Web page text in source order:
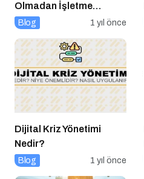
Olmadan İşletme
Yönetimi Olmaz
Blog 1 yıl önce
Dijital Kriz Yönetimi
Nedir?
Blog 1 yıl önce